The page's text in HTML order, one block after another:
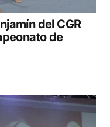
del CGR
de